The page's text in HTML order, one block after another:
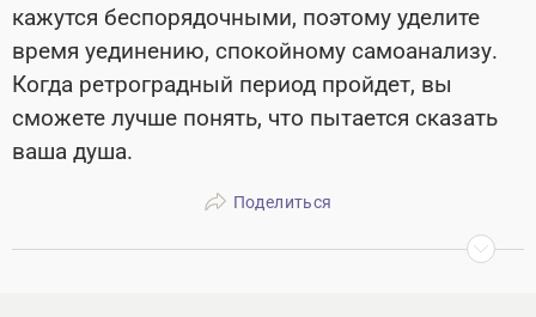
кажутся беспорядочными, поэтому уделите
время уединению, спокойному самоанализу.
Когда ретроградный период пройдет, вы
сможете лучше понять, что пытается сказать
ваша душа.
Поделиться